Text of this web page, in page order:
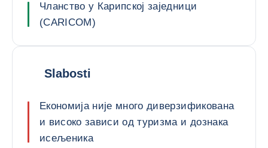
Чланство у Карипској заједници
(CARICOM)
Slabosti
Економија није много диверзификована
и високо зависи од туризма и дознака
исељеника